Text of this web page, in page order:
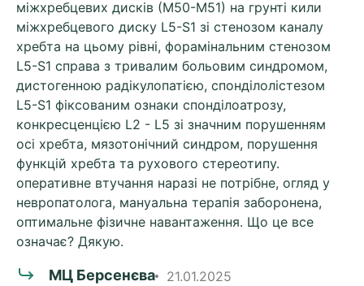
міжхребцевих дисків (М50-М51) на грунті кили
міжхребцевого диску L5-S1 зі стенозом каналу
хребта на цьому рівні, форамінальним стенозом
L5-S1 справа з тривалим больовим синдромом,
дистогенною радікулопатією, спонділолістезом
L5-S1 фіксованим ознаки спонділоатрозу,
конкресценцією L2 - L5 зі значним порушенням
осі хребта, мязотонічний синдром, порушення
функцій хребта та рухового стереотипу.
оперативне втучання наразі не потрібне, огляд у
невропатолога, мануальна терапія заборонена,
оптимальне фізичне навантаження. Що це все
означає? Дякую.
МЦ Берсенєва
21.01.2025